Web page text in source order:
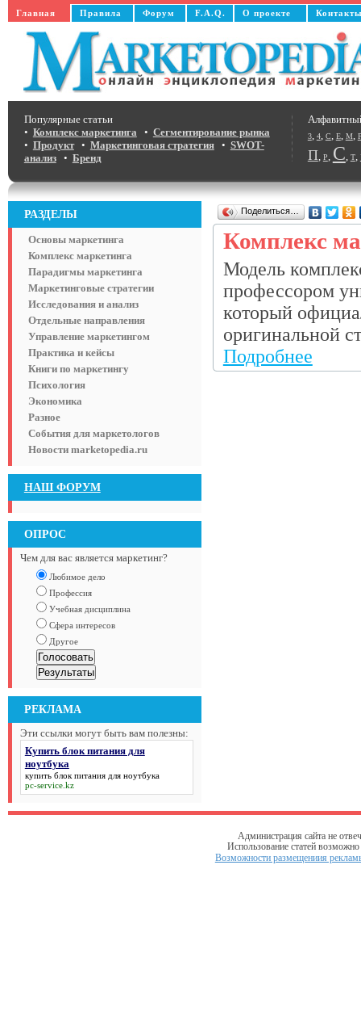
Главная Правила Форум F.A.Q. О проекте
3, 4, C, E, M,
П, Р, С, Т,
Популярные статьи
• Комплекс маркетинга • Сегментирование рынка
• Продукт• Маркетинговая стратегия• SWOT-
анализ• Бренд
РАЗДЕЛЫ
Основы маркетинга
Комплекс маркетинга
Парадигмы маркетинга
Маркетинговые стратегии
Исследования и анализ
Отдельные направления
Управление маркетингом
Практика и кейсы
Книги по маркетингу
Психология
Экономика
Разное
События для маркетологов
Новости marketopedia.ru
НАШ ФОРУМ
ОПРОС
Чем для вас является маркетинг?
Любимое дело
Профессия
Учебная дисциплина
Сфера интересов
Другое
РЕКЛАМА
Эти ссылки могут быть вам полезны:
Купить блок питания для
ноутбука
купить блок питания для ноутбука
pc-service.kz
Поделиться…
Комплекс
Модель
профессором
который
оригинальной
Подробнее
Администрация сайта не
Использование статей
Возможности размещениия